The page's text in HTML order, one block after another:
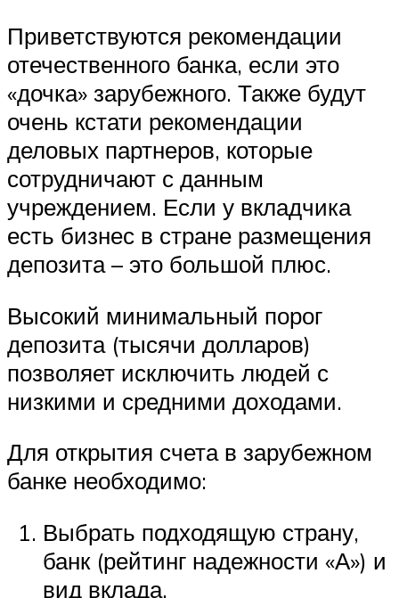
Приветствуются рекомендации
отечественного банка, если это
«дочка» зарубежного. Также будут
очень кстати рекомендации
деловых партнеров, которые
сотрудничают с данным
учреждением. Если у вкладчика
есть бизнес в стране размещения
депозита – это большой плюс.
Высокий минимальный порог
депозита (тысячи долларов)
позволяет исключить людей с
низкими и средними доходами.
Для открытия счета в зарубежном
банке необходимо:
Выбрать подходящую страну,
банк (рейтинг надежности «А») и
вид вклада.